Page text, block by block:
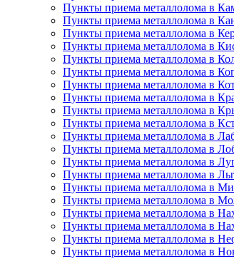
Пункты приема металлолома в
Пункты приема металлолома в
Пункты приема металлолома в
Пункты приема металлолома в
Пункты приема металлолома в
Пункты приема металлолома в
Пункты приема металлолома в
Пункты приема металлолома в
Пункты приема металлолома в
Пункты приема металлолома в
Пункты приема металлолома в
Пункты приема металлолома в
Пункты приема металлолома в
Пункты приема металлолома в
Пункты приема металлолома в
Пункты приема металлолома в
Пункты приема металлолома в
Пункты приема металлолома в
Пункты приема металлолома в
Пункты приема металлолома в